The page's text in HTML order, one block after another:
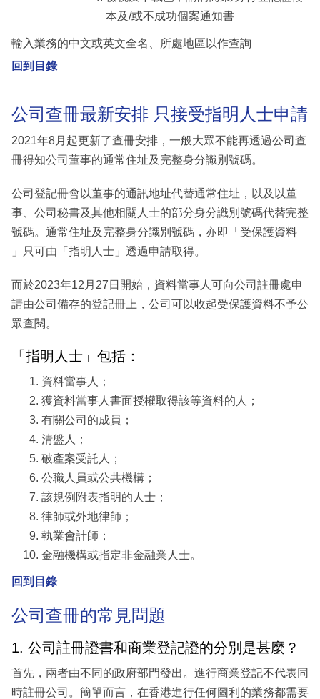
本及/或不成功個案通知書
輸入業務的中文或英文全名、所處地區以作查詢
回到目錄
公司查冊最新安排 只接受指明人士申請
2021年8月起更新了查冊安排，一般大眾不能再透過公司查
冊得知公司董事的通常住址及完整身分識別號碼。
公司登記冊會以董事的通訊地址代替通常住址，以及以董
事、公司秘書及其他相關人士的部分身分識別號碼代替完整
號碼。通常住址及完整身分識別號碼，亦即「受保護資料
」只可由「指明人士」透過申請取得。
而於2023年12月27日開始，資料當事人可向公司註冊處申
請由公司備存的登記冊上，公司可以收起受保護資料不予公
眾查閱。
「指明人士」包括：
資料當事人；
獲資料當事人書面授權取得該等資料的人；
有關公司的成員；
清盤人；
破產案受託人；
公職人員或公共機構；
該規例附表指明的人士；
律師或外地律師；
執業會計師；
金融機構或指定非金融業人士。
回到目錄
公司查冊的常見問題
1. 公司註冊證書和商業登記證的分別是甚麼？
首先，兩者由不同的政府部門發出。進行商業登記不代表同
時註冊公司。簡單而言，在香港進行任何圖利的業務都需要